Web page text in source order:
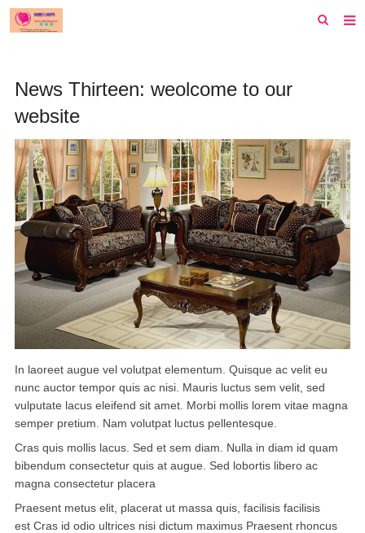
纽约
洛杉矶
波士顿
芝加哥
费城
旧金山
西雅图
新泽西
休斯顿
圣荷西
San Diego
News Thirteen: weolcome to our
website
In laoreet augue vel volutpat elementum. Quisque ac velit eu
nunc auctor tempor quis ac nisi. Mauris luctus sem velit, sed
vulputate lacus eleifend sit amet. Morbi mollis lorem vitae magna
semper pretium. Nam volutpat luctus pellentesque.
Cras quis mollis lacus. Sed et sem diam. Nulla in diam id quam
bibendum consectetur quis at augue. Sed lobortis libero ac
magna consectetur placera
Praesent metus elit, placerat ut massa quis, facilisis facilisis
est Cras id odio ultrices nisi dictum maximus Praesent rhoncus